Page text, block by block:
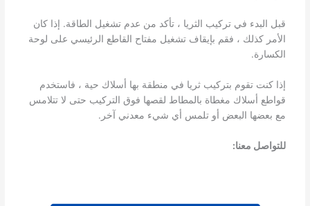
قبل البدء في تركيب الثريا ، تأكد من عدم تشغيل الطاقة. إذا كان
الأمر كذلك ، فقم بإيقاف تشغيل مفتاح القاطع الرئيسي على لوحة
الكسارة.
إذا كنت تقوم بتركيب ثريا في منطقة بها أسلاك حية ، فاستخدم
قواطع أسلاك مغطاة بالمطاط لقصها فوق التركيب حتى لا تتلامس
مع بعضها البعض أو تلمس أي شيء معدني آخر.
للتواصل معنا: